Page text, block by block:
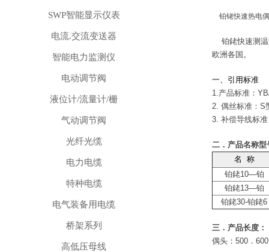
SWP智能显示仪表
电流.交流变送器
智能电力监测仪
电动调节阀
液位计/流量计/栅
气动调节阀
光纤光缆
电力电缆
特种电缆
电气装备用电缆
桥架系列
高低压母线
铂铑快速热电偶
铂銠快速测温
欧洲各国。
一、引用标准
1.产品标准：
2. 偶丝标准：
3. 补偿导线标
二．产品名称
名 称
铂銠10—铂
铂銠13—铂
铂銠30-铂銠6
三．产品长度：
偶头：500．